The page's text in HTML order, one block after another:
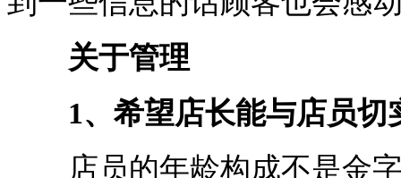
关于管理
1、希望店长能与店员切
店员的年龄构成不是金字